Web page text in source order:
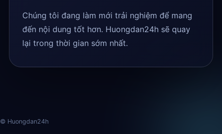
Chúng tôi đang làm mới trải nghiệm để mang
đến nội dung tốt hơn. Huongdan24h sẽ quay
lại trong thời gian sớm nhất.
© Huongdan24h